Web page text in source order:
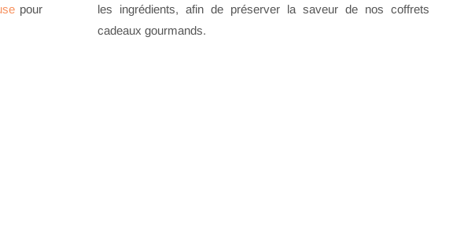
pour
les ingrédients, afin de préserver la saveur de nos coffrets
cadeaux gourmands.